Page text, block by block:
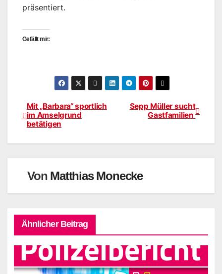
präsentiert.
Gefällt mir:
BeitragsnavigationSepp Müller sucht
Gastfamilien
Mit „Barbara“ sportlich
im Amselgrund
betätigen
Von Matthias Monecke
Ähnlicher Beitrag